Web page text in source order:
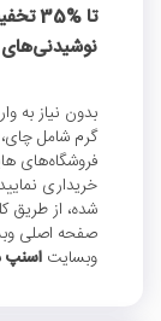
تا
بدون نیاز به
فروشگاه‌های
خریداری
شده، از طریق
صفحه اصلی
وبسایت اسنپ